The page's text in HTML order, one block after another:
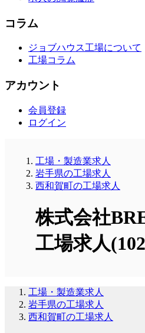
コラム
ジョブハウス工場について
工場コラム
アカウント
会員登録
ログイン
工場・製造業求人
岩手県の工場求人
西和賀町の工場求人
株式会社
工場求人
工場・製造業求人
岩手県の工場求人
西和賀町の工場求人